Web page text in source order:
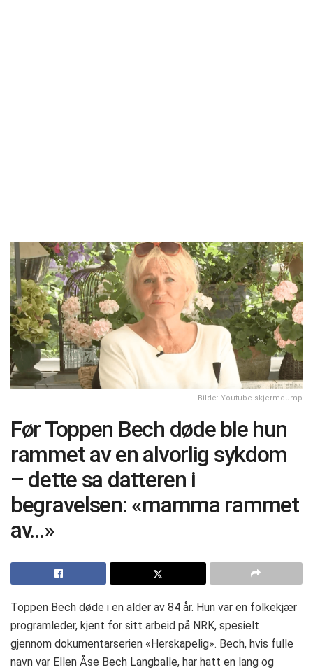
Bilde: Youtube skjermdump
Før Toppen Bech døde ble hun
rammet av en alvorlig sykdom
– dette sa datteren i
begravelsen: «mamma rammet
av…»
Toppen Bech døde i en alder av 84 år. Hun var en folkekjær
programleder, kjent for sitt arbeid på NRK, spesielt
gjennom dokumentarserien «Herskapelig». Bech, hvis fulle
navn var Ellen Åse Bech Langballe, har hatt en lang og